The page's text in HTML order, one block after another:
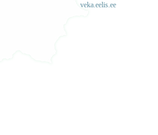
veka.eelis.ee